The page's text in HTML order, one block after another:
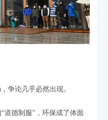
争论几乎必然出现。
道德制服”，环保成了体面